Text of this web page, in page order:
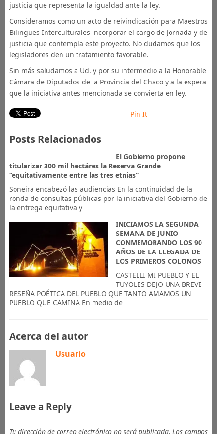
justicia que representa la igualdad ante la ley.
Consideramos como un acto de reivindicación para Maestros
Bilingües Interculturales incorporar el cargo de Jornada y de
justicia que contempla este proyecto. No dudamos que los
legisladores den un tratamiento favorable.
Sin más saludamos a Ud. y por su intermedio a la Honorable
Cámara de Diputados de la Provincia del Chaco y a la espera
que la iniciativa antes mencionada se convierta en ley.
Pin It
Posts Relacionados
El Gobierno propone
titularizar 300 mil hectáres la Reserva Grande
“equitativamente entre las tres etnias”
Soneira encabezó las audiencias En la continuidad de la
ronda de consultas públicas por la iniciativa del Gobierno de
la entrega equitativa y
INICIAMOS LA SEGUNDA
SEMANA DE JUNIO
CONMEMORANDO LOS 90
AÑOS DE LA LLEGADA DE
LOS PRIMEROS COLONOS
CASTELLI MI PUEBLO Y EL
TUYOLES DEJO UNA BREVE
RESEÑA POÉTICA DEL PUEBLO QUE TANTO AMAMOS UN
PUEBLO QUE CAMINA En medio de
Acerca del autor
Usuario
Leave a Reply
Tu dirección de correo electrónico no será publicada. Los campos